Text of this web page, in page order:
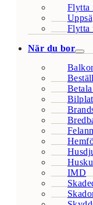
Flytta
Flytta
När du bor
IMD